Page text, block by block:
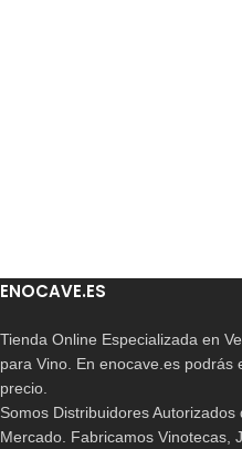
ENOCAVE.ES
Tienda Online Especializada en
para Vino. En enocave.es
precio.
Somos Distribuidores
Mercado. Fabricamos Vinotecas,